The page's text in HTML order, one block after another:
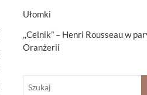
Ułomki
,,Celnik” – Henri Rousseau w
Oranżerii